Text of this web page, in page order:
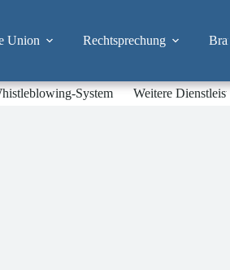
Union Rechtsprechung
System Weitere